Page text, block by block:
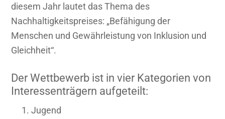
diesem Jahr lautet das Thema des
Nachhaltigkeitspreises: „Befähigung der
Menschen und Gewährleistung von Inklusion und
Gleichheit“.
Der Wettbewerb ist in vier Kategorien von
Interessenträgern aufgeteilt:
Jugend